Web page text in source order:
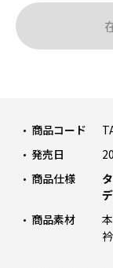
商品コード
発売日
商品仕様
商品素材